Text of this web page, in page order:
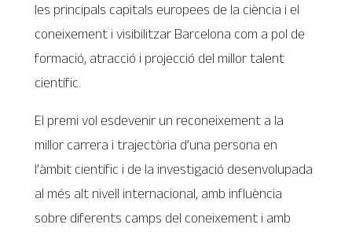
les principals capitals europees de la ciència i el
coneixement i visibilitzar Barcelona com a pol de
formació, atracció i projecció del millor talent
científic.
El premi vol esdevenir un reconeixement a la
millor carrera i trajectòria d’una persona en
l’àmbit científic i de la investigació desenvolupada
al més alt nivell internacional, amb influència
sobre diferents camps del coneixement i amb